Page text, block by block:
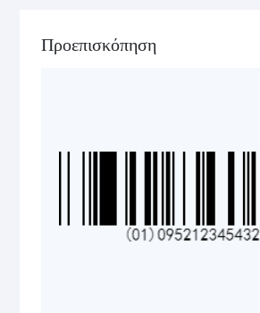
GS1 DataBar Stacked Omnidirectional
Medical Device Codes
Προεπισκόπηση